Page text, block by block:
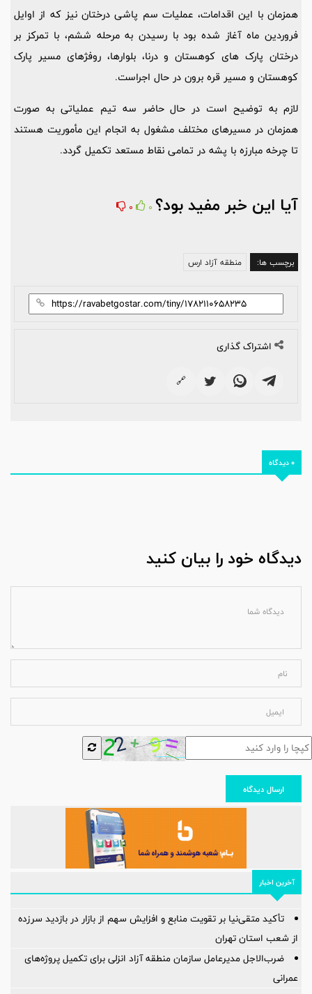
همزمان با این اقدامات، عملیات سم ‌پاشی درختان نیز که از اوایل
فروردین ماه آغاز شده بود با رسیدن به مرحله ششم، با تمرکز بر
درختان پارک ‌های کوهستان و درنا، بلوارها، روفژهای مسیر پارک
کوهستان و مسیر قره برون در حال اجراست.
لازم به توضیح است در حال حاضر سه تیم عملیاتی به ‌صورت
همزمان در مسیرهای مختلف مشغول به انجام این مأموریت هستند
تا چرخه مبارزه با پشه در تمامی نقاط مستعد تکمیل گردد.
آیا این خبر مفید بود؟ 0
0
برچسب ها: منطقه آزاد ارس
اشتراک گذاری
🔗
0 دیدگاه
دیدگاه خود را بیان کنید
ارسال دیدگاه
آخرین اخبار
تأکید متقی‌نیا بر تقویت منابع و افزایش سهم از بازار در بازدید سرزده
از شعب استان تهران
ضرب‌الاجل مدیرعامل سازمان منطقه آزاد انزلی برای تكمیل پروژه‌های
عمرانی